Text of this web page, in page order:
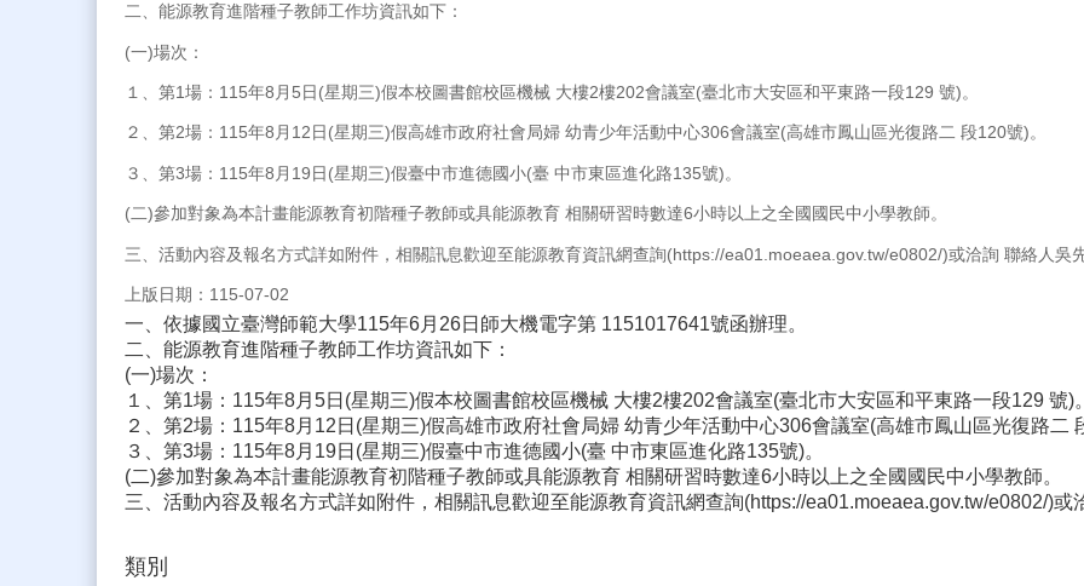
二、能源教育進階種子教師工作坊資訊如下：
(一)場次：
１、第1場：115年8月5日(星期三)假本校圖書館校區機械 大樓2樓202會議室(臺北市大安區和平東路一段129 號)。
２、第2場：115年8月12日(星期三)假高雄市政府社會局婦 幼青少年活動中心306會議室(高雄市鳳山區光復路二 段120號)。
３、第3場：115年8月19日(星期三)假臺中市進德國小(臺 中市東區進化路135號)。
(二)參加對象為本計畫能源教育初階種子教師或具能源教育 相關研習時數達6小時以上之全國國民中小學教師。
三、活動內容及報名方式詳如附件，相關訊息歡迎至能源教育資訊網查詢(https://ea01.moeaea.gov.tw/e0802/)或洽詢 聯絡人吳
上版日期：115-07-02
一、依據國立臺灣師範大學115年6月26日師大機電字第 1151017641號函辦理。
二、能源教育進階種子教師工作坊資訊如下：
(一)場次：
１、第1場：115年8月5日(星期三)假本校圖書館校區機械 大樓2樓202會議室(臺北市大安區和平東路一段129 號)
２、第2場：115年8月12日(星期三)假高雄市政府社會局婦 幼青少年活動中心306會議室(高雄市鳳山區光復路二
３、第3場：115年8月19日(星期三)假臺中市進德國小(臺 中市東區進化路135號)。
(二)參加對象為本計畫能源教育初階種子教師或具能源教育 相關研習時數達6小時以上之全國國民中小學教師。
三、活動內容及報名方式詳如附件，相關訊息歡迎至能源教育資訊網查詢(https://ea01.moeaea.gov.tw/e0802/)或
類別